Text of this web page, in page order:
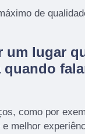
de
um lugar
como por
melhor